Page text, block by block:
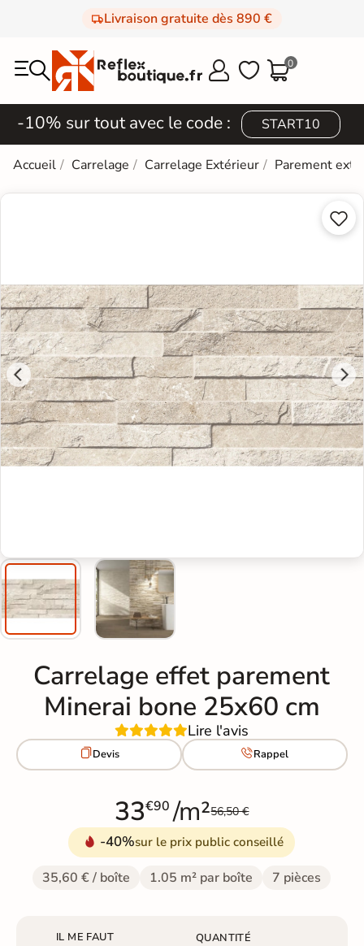
Livraison gratuite dès 890 €
  0
-10% sur tout avec le code : START10
Accueil Carrelage Carrelage Extérieur Parement


Carrelage effet parement
Minerai bone 25x60 cm
Lire l'avis
Devis Rappel
33€90 /m²56,50 €
-40%sur le prix public conseillé
35,60 € / boîte 1.05 m² par boîte 7 pièces
IL ME FAUT QUANTITÉ